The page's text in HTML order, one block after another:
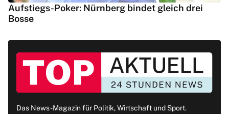
Aufstiegs-Poker: Nürnberg bindet gleich drei
Bosse
Das News-Magazin für Politik, Wirtschaft und Sport.